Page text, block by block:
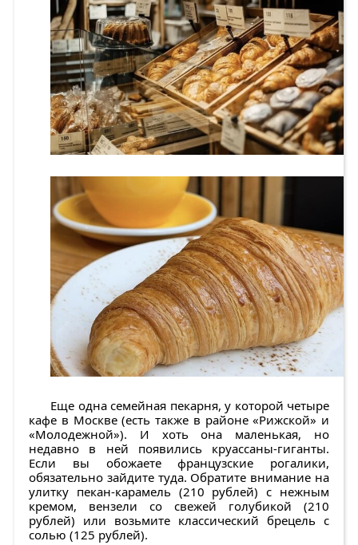
Еще одна семейная пекарня, у которой четыре
кафе в Москве (есть также в районе «Рижской» и
«Молодежной»). И хоть она маленькая, но
недавно в ней появились круассаны-гиганты.
Если вы обожаете французские рогалики,
обязательно зайдите туда. Обратите внимание на
улитку пекан-карамель (210 рублей) с нежным
кремом, вензели со свежей голубикой (210
рублей) или возьмите классический брецель с
солью (125 рублей).